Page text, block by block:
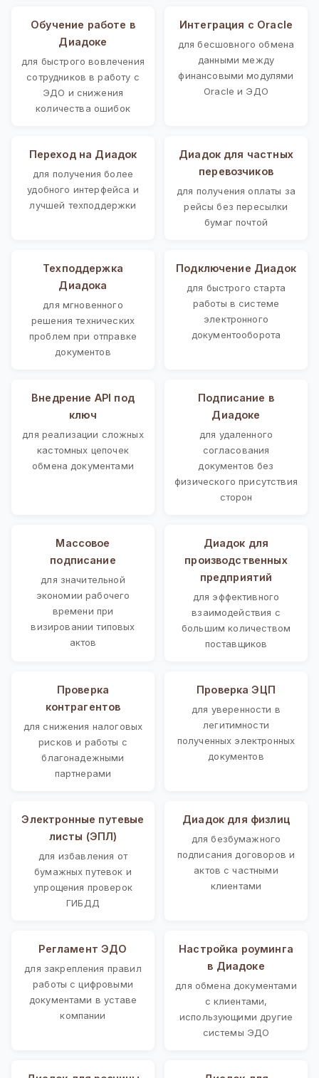
Обучение работе в
Диадоке
для быстрого вовлечения
сотрудников в работу с
ЭДО и снижения
количества ошибок
Интеграция с Oracle
для бесшовного обмена
данными между
финансовыми модулями
Oracle и ЭДО
Переход на Диадок
для получения более
удобного интерфейса и
лучшей техподдержки
Диадок для частных
перевозчиков
для получения оплаты за
рейсы без пересылки
бумаг почтой
Техподдержка
Диадока
для мгновенного
решения технических
проблем при отправке
документов
Подключение Диадок
для быстрого старта
работы в системе
электронного
документооборота
Внедрение API под
ключ
для реализации сложных
кастомных цепочек
обмена документами
Подписание в
Диадоке
для удаленного
согласования
документов без
физического присутствия
сторон
Массовое
подписание
для значительной
экономии рабочего
времени при
визировании типовых
актов
Диадок для
производственных
предприятий
для эффективного
взаимодействия с
большим количеством
поставщиков
Проверка
контрагентов
для снижения налоговых
рисков и работы с
благонадежными
партнерами
Проверка ЭЦП
для уверенности в
легитимности
полученных электронных
документов
Электронные путевые
листы (ЭПЛ)
для избавления от
бумажных путевок и
упрощения проверок
ГИБДД
Диадок для физлиц
для безбумажного
подписания договоров и
актов с частными
клиентами
Регламент ЭДО
для закрепления правил
работы с цифровыми
документами в уставе
компании
Настройка роуминга
в Диадоке
для обмена документами
с клиентами,
использующими другие
системы ЭДО